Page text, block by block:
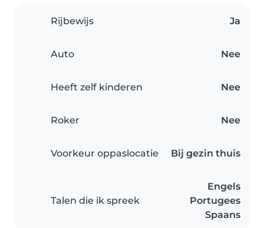
Rijbewijs Ja
Auto Nee
Heeft zelf kinderen Nee
Roker Nee
Voorkeur oppaslocatie Bij gezin thuis
Talen die ik spreek
Engels
Portugees
Spaans